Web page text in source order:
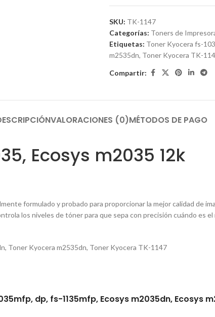
SKU: TK-1147
Categorías: Toners de
Etiquetas: Toner Kyocera fs-
m2535dn, Toner Kyocera TK-
Compartir:
VALORACIONES (0)MÉTODOS DE PAGO
Ecosys m2035 12k
formulado y probado para proporcionar la mejor calidad de
los niveles de tóner para que sepa con precisión cuándo es
, Toner Kyocera m2535dn, Toner Kyocera TK-1147
dp, fs-1135mfp, Ecosys m2035dn, Ecosys